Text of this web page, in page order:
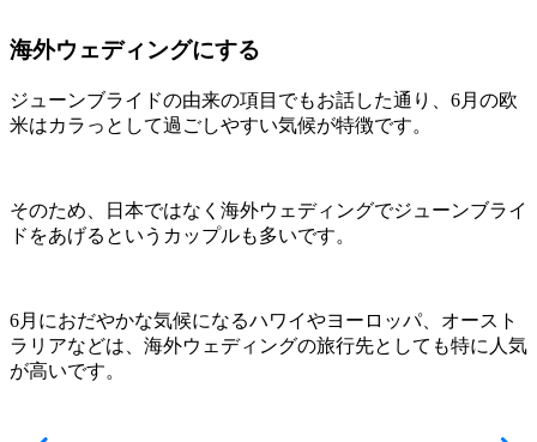
海外ウェディングにする
ジューンブライドの由来の項目でもお話した通り、6月の欧
米はカラっとして過ごしやすい気候が特徴です。
そのため、日本ではなく海外ウェディングでジューンブライ
ドをあげるというカップルも多いです。
6月におだやかな気候になるハワイやヨーロッパ、オースト
ラリアなどは、海外ウェディングの旅行先としても特に人気
が高いです。